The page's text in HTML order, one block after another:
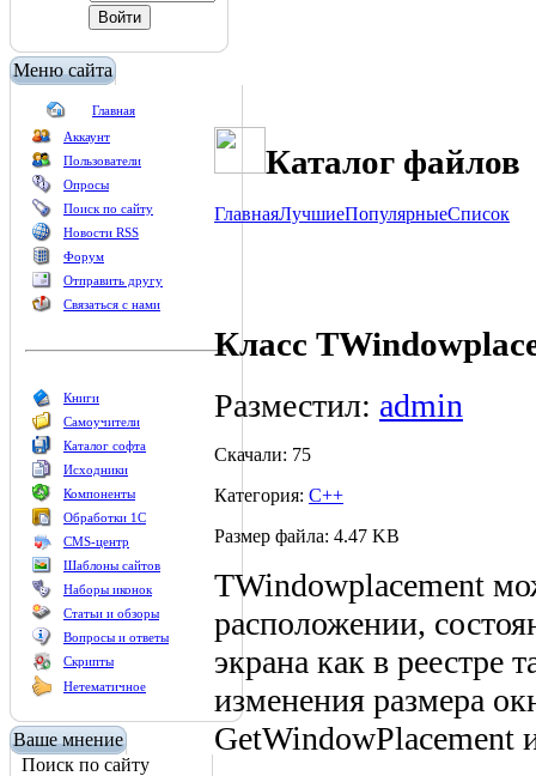
Меню сайта
Главная
Аккаунт
Пользователи
Опросы
Поиск по сайту
Новости RSS
Форум
Отправить другу
Связаться с нами
Книги
Самоучители
Каталог софта
Исходники
Компоненты
Обработки 1С
CMS-центр
Шаблоны сайтов
Наборы иконок
Статьи и обзоры
Вопросы и ответы
Скрипты
Нетематичное
Ваше мнение
Поиск по сайту
Каталог файлов
ГлавнаяЛучшиеПопулярныеСписок
Класс
Разместил: admin
Скачали: 75
Категория: C++
Размер файла: 4.47 KB
TWindowplacement
расположении,
экрана как в реестре
изменения размера
GetWindowPlacement